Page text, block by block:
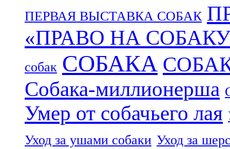
ПЕРВАЯ ВЫСТАВКА СОБАК
«ПРАВО НА
собак СОБАКА
Собака-миллионерша
Умер от собачьего лая
Уход за ушами собаки Уход за